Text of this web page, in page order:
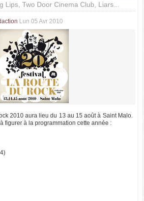
Lips, Two Door Cinema Club, Liars...
Lun 05 Avr 2010
2010 aura lieu du 13 au 15 août à Saint Malo.
figurer à la programmation cette année :